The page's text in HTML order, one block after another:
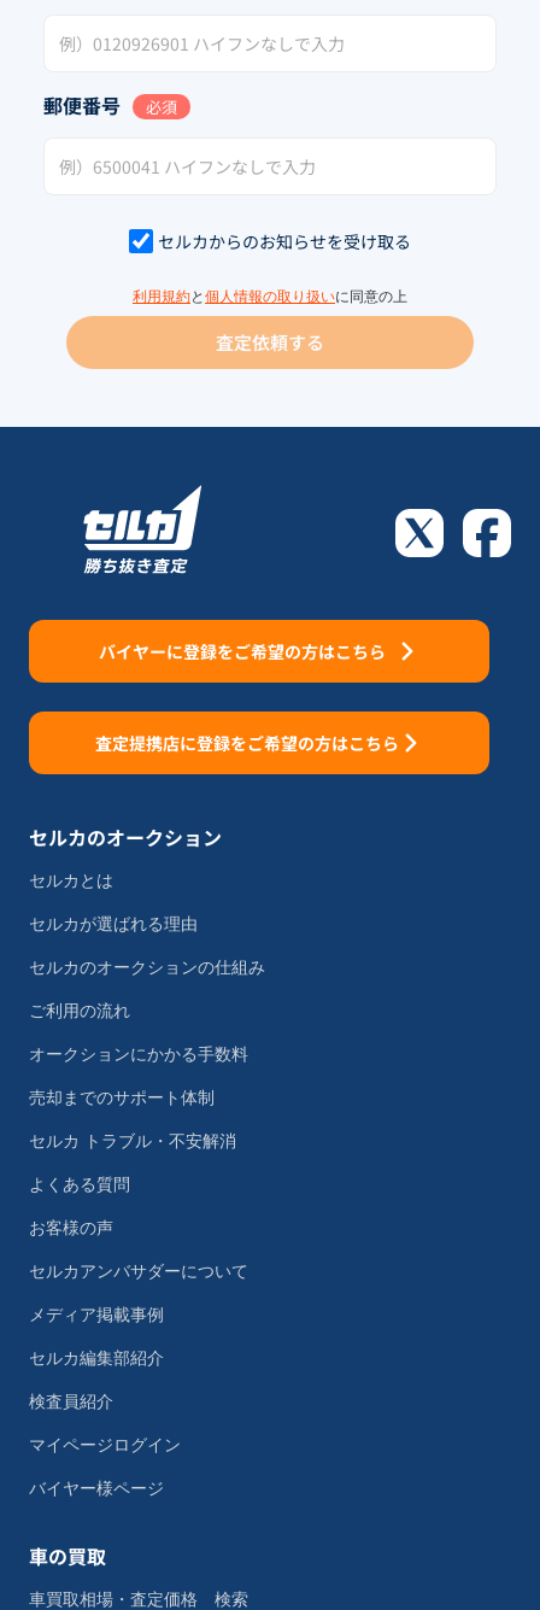
郵便番号 必須
セルカからのお知らせを受け取る
利用規約と 個人情報の取り扱いに同意の上
査定依頼する
バイヤーに登録をご希望の方はこちら
査定提携店に登録をご希望の方はこちら
セルカのオークション
セルカとは
セルカが選ばれる理由
セルカのオークションの仕組み
ご利用の流れ
オークションにかかる手数料
売却までのサポート体制
セルカ トラブル・不安解消
よくある質問
お客様の声
セルカアンバサダーについて
メディア掲載事例
セルカ編集部紹介
検査員紹介
マイページログイン
バイヤー様ページ
車の買取
車買取相場・査定価格 検索